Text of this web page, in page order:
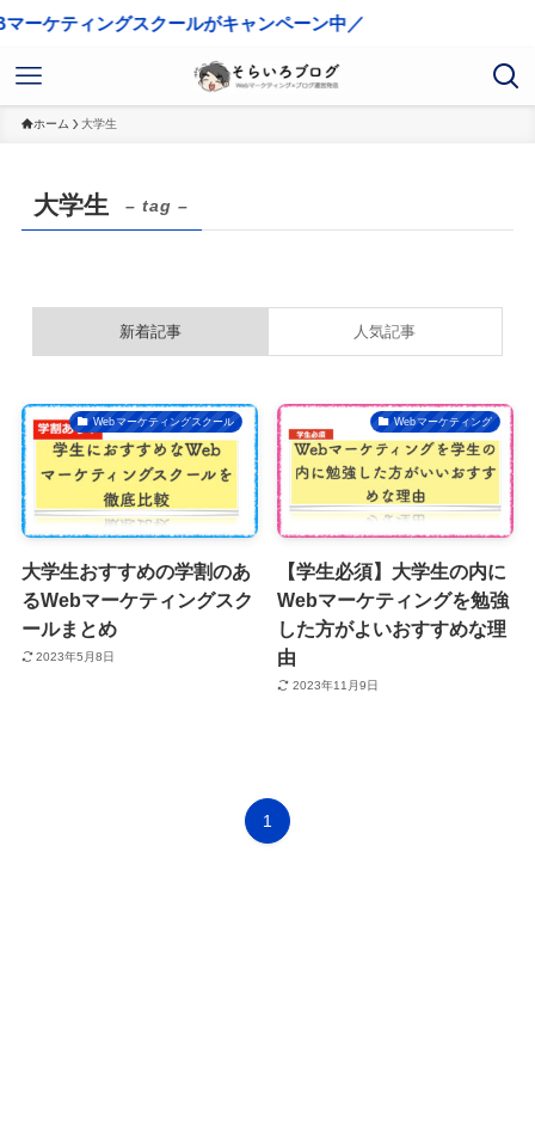
ケティングスクールがキャンペーン中／
ホーム 大学生
大学生 – tag –
新着記事 人気記事
Webマーケティングスクール
大学生おすすめの学割のあ
るWebマーケティングスク
ールまとめ
2023年5月8日
Webマーケティング
【学生必須】大学生の内に
Webマーケティングを勉強
した方がよいおすすめな理
由
2023年11月9日
1